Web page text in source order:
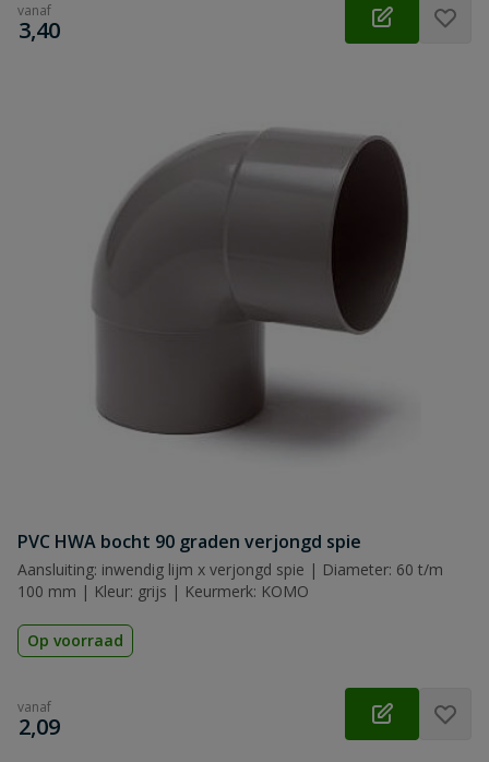
vanaf
€
3,40
PVC HWA bocht 90 graden verjongd spie
Aansluiting: inwendig lijm x verjongd spie | Diameter: 60 t/m
100 mm | Kleur: grijs | Keurmerk: KOMO
Op voorraad
vanaf
€
2,09